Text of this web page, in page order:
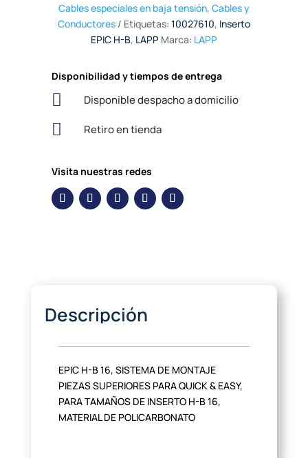
Cables especiales en baja tensión, Cables y
Conductores
Etiquetas: 10027610, Inserto
EPIC H-B, LAPP Marca: LAPP
Disponibilidad y tiempos de entrega
 Disponible despacho a domicilio
 Retiro en tienda
Visita nuestras redes
Descripción
EPIC H-B 16, SISTEMA DE MONTAJE
PIEZAS SUPERIORES PARA QUICK & EASY,
PARA TAMAÑOS DE INSERTO H-B 16,
MATERIAL DE POLICARBONATO